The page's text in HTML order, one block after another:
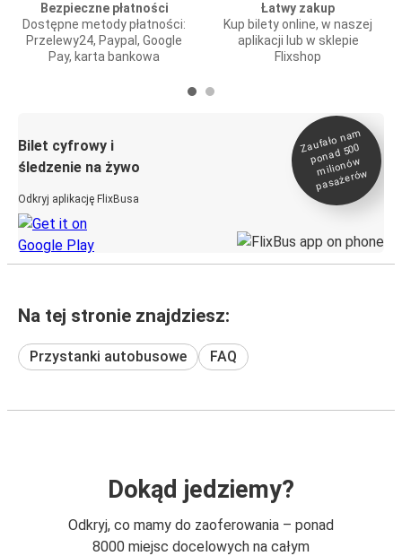
Bezpieczne płatności
Dostępne metody płatności:
Przelewy24, Paypal, Google
Pay, karta bankowa
Łatwy zakup
Kup bilety online, w naszej
aplikacji lub w sklepie
Flixshop
Bilet cyfrowy i
śledzenie na żywo
Odkryj aplikację FlixBusa
Zaufało na
m
ponad 500
milionó
w
pasażeró
w
Na tej stronie znajdziesz:
Przystanki autobusowe FAQ
Dokąd jedziemy?
Odkryj, co mamy do zaoferowania – ponad
8000 miejsc docelowych na całym